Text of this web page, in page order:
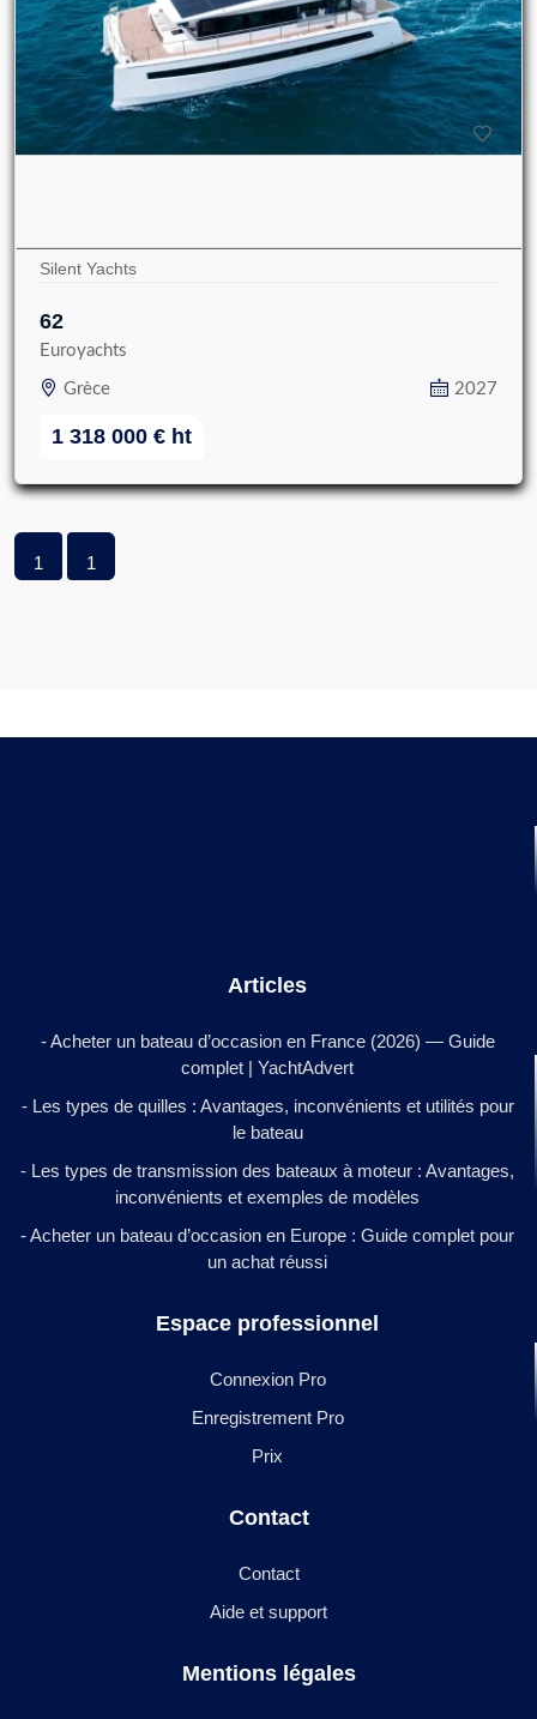
Silent Yachts
62
Euroyachts
Grèce 2027
1 318 000 € ht
1 1
Articles
- Acheter un bateau d’occasion en France (2026) — Guide
complet | YachtAdvert
- Les types de quilles : Avantages, inconvénients et utilités pour
le bateau
- Les types de transmission des bateaux à moteur : Avantages,
inconvénients et exemples de modèles
- Acheter un bateau d’occasion en Europe : Guide complet pour
un achat réussi
Espace professionnel
Connexion Pro
Enregistrement Pro
Prix
Contact
Contact
Aide et support
Mentions légales